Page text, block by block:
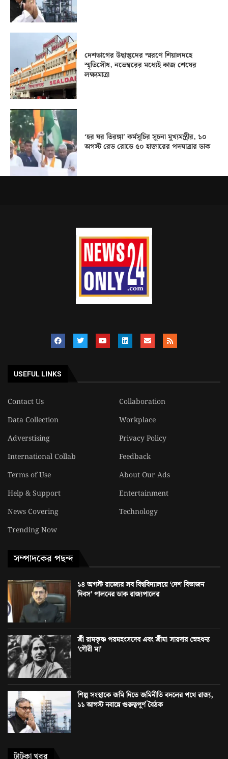
দেশভাগের উদ্বাস্তুদের স্মরণে শিয়ালদহে
স্মৃতিসৌধ, নভেম্বরের মধ্যেই কাজ শেষের
লক্ষ্যমাত্রা
‘হর ঘর তিরঙ্গা’ কর্মসূচির সূচনা মুখ্যমন্ত্রীর, ১০
অগস্ট রেড রোডে ৫০ হাজারের পদযাত্রার ডাক
USEFUL LINKS
Contact Us
Collaboration
Data Collection
Workplace
Adverstising
Privacy Policy
International Collab
Feedback
Terms of Use
About Our Ads
Help & Support
Entertainment
News Covering
Technology
Trending Now
সম্পাদকের পছন্দ
১৪ অগস্ট রাজ্যের সব বিশ্ববিদ্যালয়ে ‘দেশ বিভাজন
দিবস’ পালনের ডাক রাজ্যপালের
শ্রী রামকৃষ্ণ পরমহংসদেব এবং শ্রীমা সারদার স্নেহধন্য
‘গৌরী মা’
শিল্প সংস্থাকে জমি দিতে জমিনীতি বদলের পথে রাজ্য,
১১ আগস্ট নবান্নে গুরুত্বপূর্ণ বৈঠক